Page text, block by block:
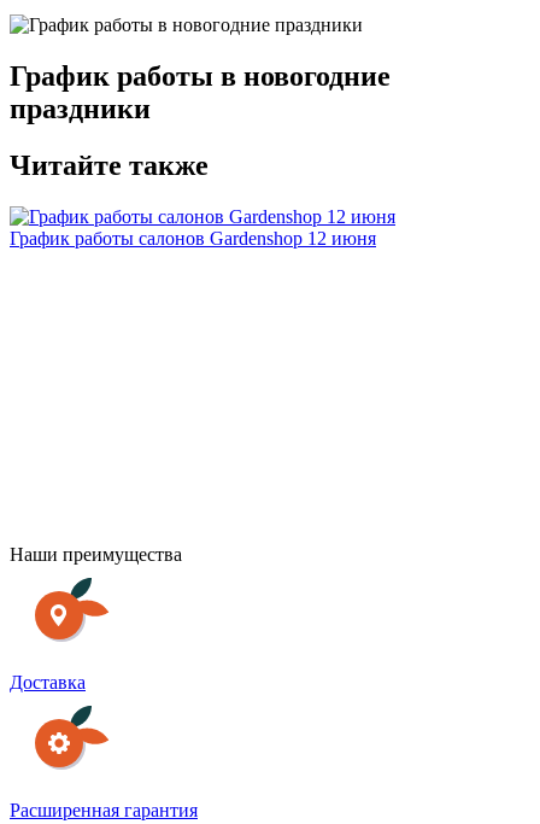
График работы в новогодние
праздники
Читайте также
График работы салонов Gardenshop 12 июня
Наши преимущества
Доставка
Расширенная гарантия